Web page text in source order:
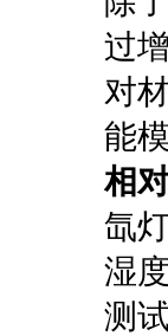
过
对
能
相
氙
湿
测